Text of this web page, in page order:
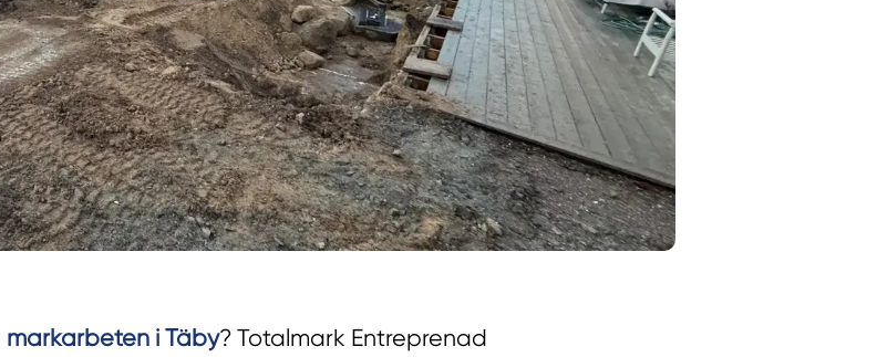
markarbeten i Täby? Totalmark Entreprenad